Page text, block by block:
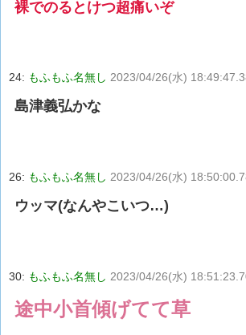
裸でのるとけつ超痛いぞ
24: もふもふ名無し 2023/04/26(水)
島津義弘かな
26: もふもふ名無し 2023/04/26(水)
ウッマ(なんやこいつ…)
30: もふもふ名無し 2023/04/26(水)
途中小首傾げてて草